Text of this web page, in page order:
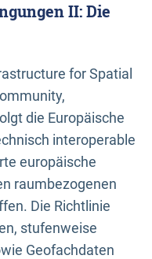
II: Die
for Spatial
die Europäische
interoperable
europäische
raumbezogenen
Die Richtlinie
stufenweise
Geofachdaten